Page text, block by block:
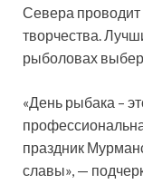
Севера проводит
творчества.
рыболовах
«День рыбака –
праздник
славы», —